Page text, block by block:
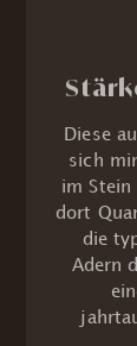
Diese
sich
im Stein
dort
die
Adern